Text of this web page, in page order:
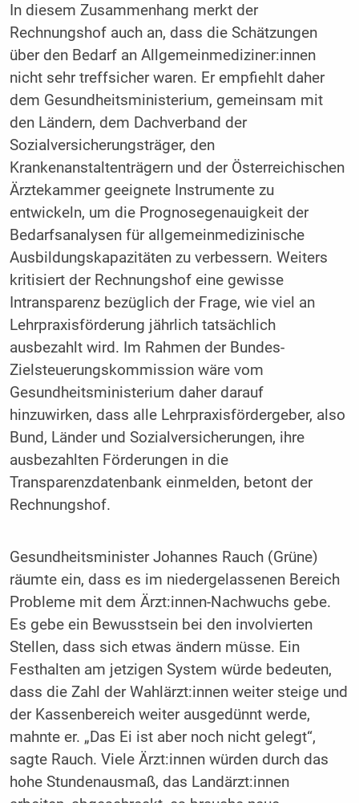
In diesem Zusammenhang merkt der
Rechnungshof auch an, dass die Schätzungen
über den Bedarf an Allgemeinmediziner:innen
nicht sehr treffsicher waren. Er empfiehlt daher
dem Gesundheitsministerium, gemeinsam mit
den Ländern, dem Dachverband der
Sozialversicherungsträger, den
Krankenanstaltenträgern und der Österreichischen
Ärztekammer geeignete Instrumente zu
entwickeln, um die Prognosegenauigkeit der
Bedarfsanalysen für allgemeinmedizinische
Ausbildungskapazitäten zu verbessern. Weiters
kritisiert der Rechnungshof eine gewisse
Intransparenz bezüglich der Frage, wie viel an
Lehrpraxisförderung jährlich tatsächlich
ausbezahlt wird. Im Rahmen der Bundes-
Zielsteuerungskommission wäre vom
Gesundheitsministerium daher darauf
hinzuwirken, dass alle Lehrpraxisfördergeber, also
Bund, Länder und Sozialversicherungen, ihre
ausbezahlten Förderungen in die
Transparenzdatenbank einmelden, betont der
Rechnungshof.
Gesundheitsminister Johannes Rauch (Grüne)
räumte ein, dass es im niedergelassenen Bereich
Probleme mit dem Ärzt:innen-Nachwuchs gebe.
Es gebe ein Bewusstsein bei den involvierten
Stellen, dass sich etwas ändern müsse. Ein
Festhalten am jetzigen System würde bedeuten,
dass die Zahl der Wahlärzt:innen weiter steige und
der Kassenbereich weiter ausgedünnt werde,
mahnte er. „Das Ei ist aber noch nicht gelegt“,
sagte Rauch. Viele Ärzt:innen würden durch das
hohe Stundenausmaß, das Landärzt:innen